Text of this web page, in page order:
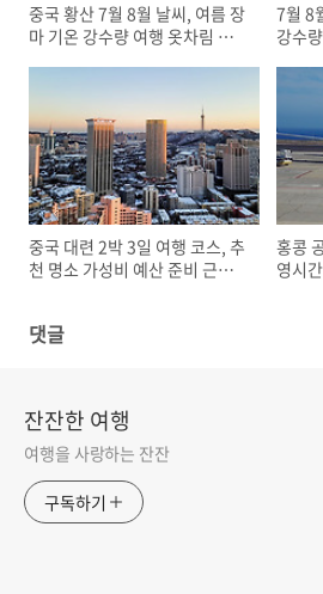
중국 황산 7월 8월 날씨, 여름 장
마 기온 강수량 여행 옷차림 준
7월 8
강수
중국 대련 2박 3일 여행 코스, 추
천 명소 가성비 예산 준비 근교
홍콩
영시
댓글
잔잔한 여행
여행을 사랑하는 잔잔
구독하기